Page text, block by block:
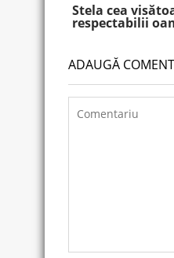
Stela cea
respectabilii
ADAUGĂ